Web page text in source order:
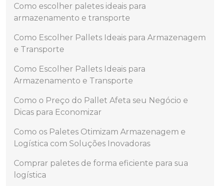
Como escolher paletes ideais para
armazenamento e transporte
Como Escolher Pallets Ideais para Armazenagem
e Transporte
Como Escolher Pallets Ideais para
Armazenamento e Transporte
Como o Preço do Pallet Afeta seu Negócio e
Dicas para Economizar
Como os Paletes Otimizam Armazenagem e
Logística com Soluções Inovadoras
Comprar paletes de forma eficiente para sua
logística